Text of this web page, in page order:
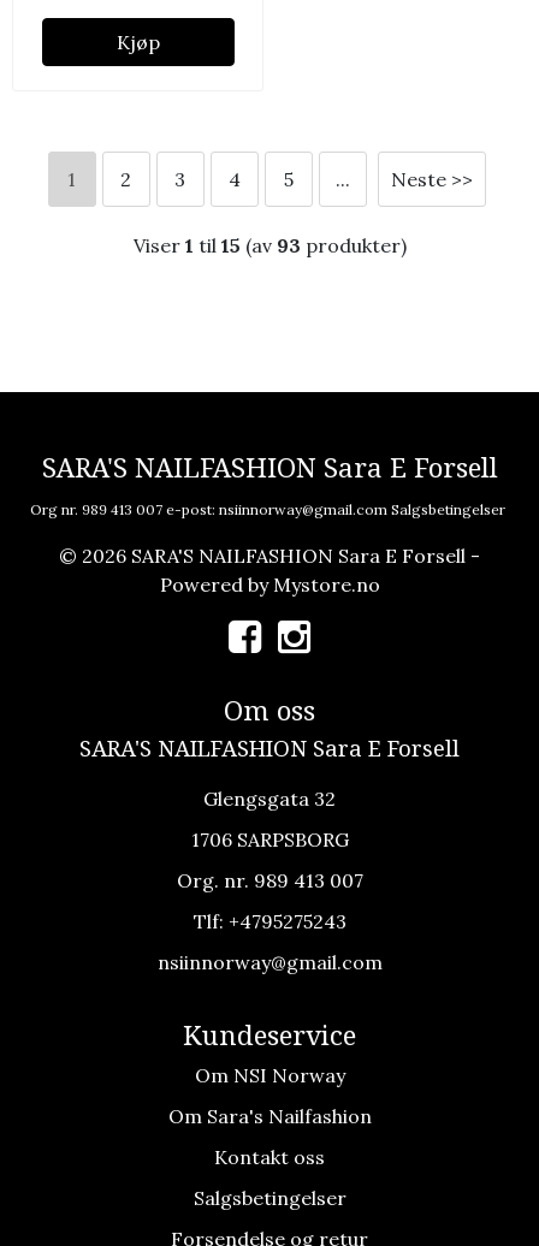
Kjøp
1 2 3 4 5 ... Neste >>
Viser 1 til 15 (av 93 produkter)
SARA'S NAILFASHION Sara E Forsell
Org nr. 989 413 007 e-post: nsiinnorway@gmail.com Salgsbetingelser
© 2026 SARA'S NAILFASHION Sara E Forsell -
Powered by Mystore.no
Om oss
SARA'S NAILFASHION Sara E Forsell
Glengsgata 32
1706 SARPSBORG
Org. nr. 989 413 007
Tlf: +4795275243
nsiinnorway@gmail.com
Kundeservice
Om NSI Norway
Om Sara's Nailfashion
Kontakt oss
Salgsbetingelser
Forsendelse og retur